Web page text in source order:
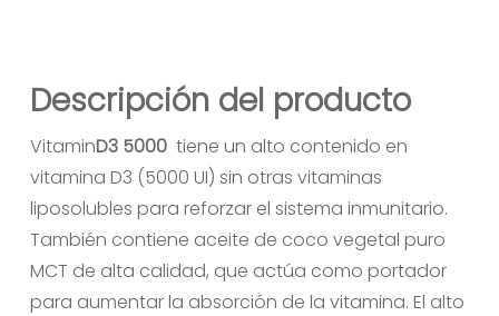
Descripción del producto
VitaminD3 5000tiene un alto contenido en
vitamina D3 (5000 UI) sin otras vitaminas
liposolubles para reforzar el sistema inmunitario.
También contiene aceite de coco vegetal puro
MCT de alta calidad, que actúa como portador
para aumentar la absorción de la vitamina. El alto